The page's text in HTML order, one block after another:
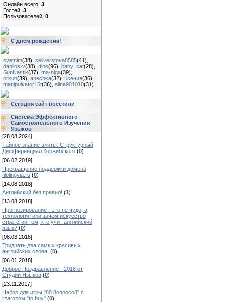
Онлайн всего: 3
Гостей: 3
Пользователей: 0
С днем рождения!
svetnim(38) seliverstova8585(41)
danilos-v(38) dios(96) baby_cat(28)
SunNastik(37) ma-niga(39)
orkun(39) anechka(32) Ксения(36)
manipulyator15t(36) alina901010(31)
Сегодня сайт посетили
Система Эффективного
Самостоятельного Изучения
Языков
[28.08.2024]
Тайное знание элиты: Структурный
Дифференциал Коржибского (0)
[06.02.2019]
Прекращение поддержки домена
filolingvia.ru (0)
[14.08.2018]
Английский без правил! (1)
[13.08.2018]
Прогнозирование - это не чудо, а
технология или зачем искусство
стратегии тем, кто учит английский
язык? (0)
[08.03.2018]
Тридцать два самых красивых
английских слова! (0)
[06.01.2018]
Доброе Поздравление - 2018 от
Студии Языков (0)
[23.11.2017]
Набор для игры "88 8опросо8" с
глаголом "to buy" (0)